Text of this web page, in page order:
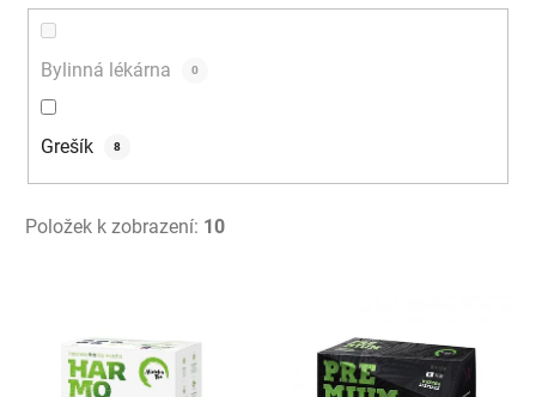
Bylinná lékárna 0
Grešík 8
Položek k zobrazení: 10